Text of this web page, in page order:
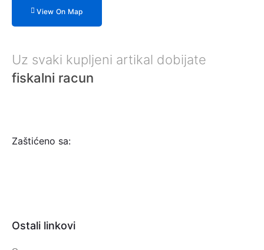
View On Map
Uz svaki kupljeni artikal dobijate
fiskalni racun
Zaštićeno sa:
Ostali linkovi